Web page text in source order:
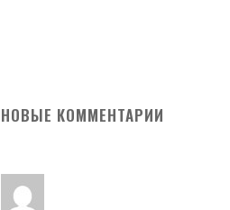
НОВЫЕ КОММЕНТАРИИ